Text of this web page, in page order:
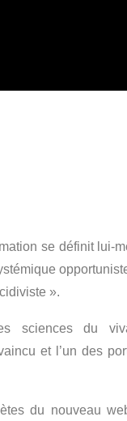
se définit lui-
».
sciences du
et l’un des
du nouveau